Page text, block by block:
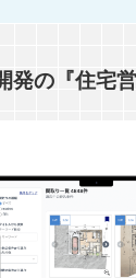
発の『住宅